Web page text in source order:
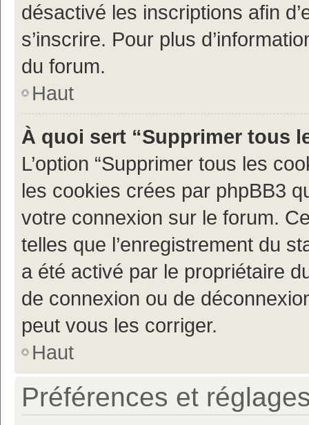
désactivé les inscriptions afin
s’inscrire. Pour plus
du forum.
Haut
À quoi sert “Supprimer tous
L’option “Supprimer tous les
les cookies crées par phpBB3
votre connexion sur le forum.
telles que l’enregistrement du
a été activé par le propriétaire
de connexion ou de
peut vous les corriger.
Haut
Préférences et